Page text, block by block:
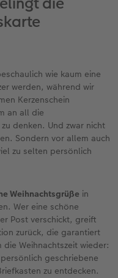
Design
wie kaum eine
werden, während wir
Kerzenschein
an all die
denken. Und zwar nicht
Sondern vor allem auch
zu selten persönlich
Weihnachtsgrüße in
Wer eine schöne
Post verschickt, greift
zurück, die garantiert
Weihnachtszeit wieder:
geschriebene
zu entdecken.